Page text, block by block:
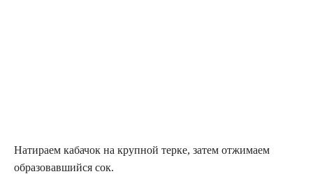
Натираем кабачок на крупной терке, затем отжимаем
образовавшийся сок.